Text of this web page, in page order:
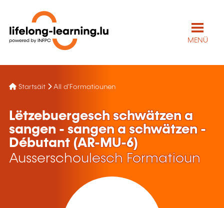
MENÜ
Startsäit All d'Formatiounen
Lëtzebuergesch schwätzen a
sangen - sangen a schwätzen -
Débutant (AR-MU-6)
Ausserschoulesch Formatioun